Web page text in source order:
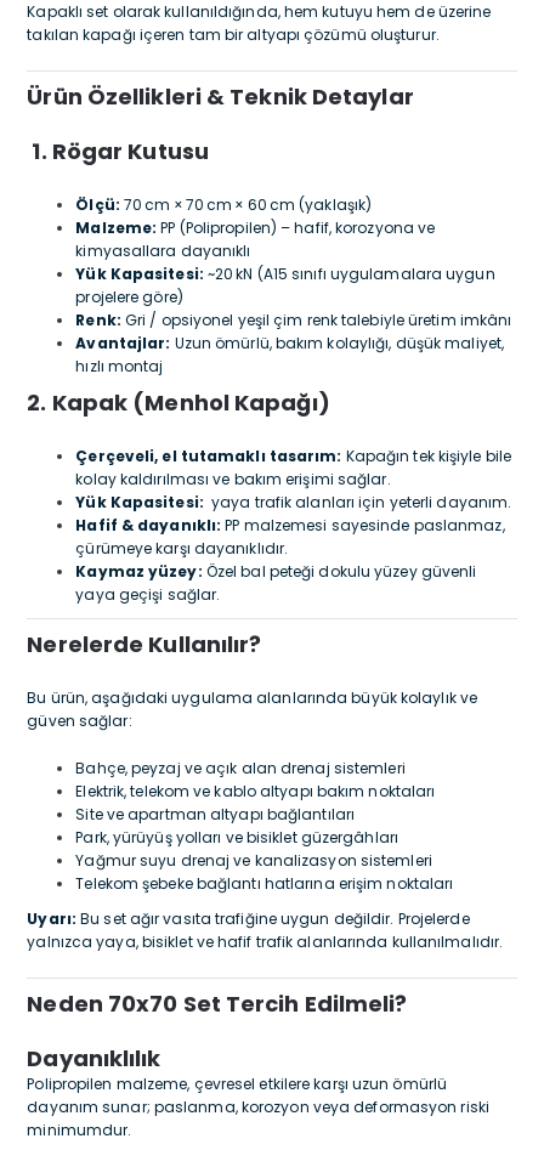
Kapaklı set olarak kullanıldığında, hem kutuyu hem de üzerine
takılan kapağı içeren tam bir altyapı çözümü oluşturur.
Ürün Özellikleri & Teknik Detaylar
1. Rögar Kutusu
Ölçü: 70 cm × 70 cm × 60 cm (yaklaşık)
Malzeme: PP (Polipropilen) – hafif, korozyona ve
kimyasallara dayanıklı
Yük Kapasitesi: ~20 kN (A15 sınıfı uygulamalara uygun
projelere göre)
Renk: Gri / opsiyonel yeşil çim renk talebiyle üretim imkânı
Avantajlar: Uzun ömürlü, bakım kolaylığı, düşük maliyet,
hızlı montaj
2. Kapak (Menhol Kapağı)
Çerçeveli, el tutamaklı tasarım: Kapağın tek kişiyle bile
kolay kaldırılması ve bakım erişimi sağlar.
Yük Kapasitesi: yaya trafik alanları için yeterli dayanım.
Hafif & dayanıklı: PP malzemesi sayesinde paslanmaz,
çürümeye karşı dayanıklıdır.
Kaymaz yüzey: Özel bal peteği dokulu yüzey güvenli
yaya geçişi sağlar.
Nerelerde Kullanılır?
Bu ürün, aşağıdaki uygulama alanlarında büyük kolaylık ve
güven sağlar:
Bahçe, peyzaj ve açık alan drenaj sistemleri
Elektrik, telekom ve kablo altyapı bakım noktaları
Site ve apartman altyapı bağlantıları
Park, yürüyüş yolları ve bisiklet güzergâhları
Yağmur suyu drenaj ve kanalizasyon sistemleri
Telekom şebeke bağlantı hatlarına erişim noktaları
Uyarı: Bu set ağır vasıta trafiğine uygun değildir. Projelerde
yalnızca yaya, bisiklet ve hafif trafik alanlarında kullanılmalıdır.
Neden 70x70 Set Tercih Edilmeli?
Dayanıklılık
Polipropilen malzeme, çevresel etkilere karşı uzun ömürlü
dayanım sunar; paslanma, korozyon veya deformasyon riski
minimumdur.